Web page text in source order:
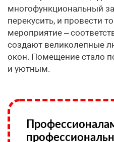
многофункциональный
перекусить, и провести
мероприятие –
создают великолепные
окон. Помещение стало
и уютным.